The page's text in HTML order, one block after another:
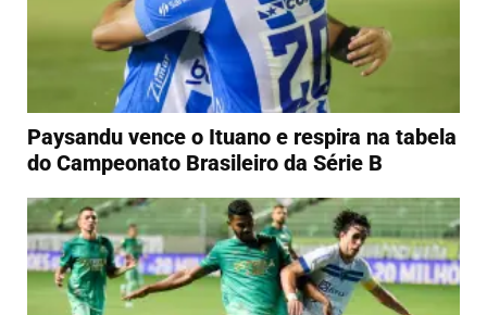
Paysandu vence o Ituano e respira na tabela
do Campeonato Brasileiro da Série B